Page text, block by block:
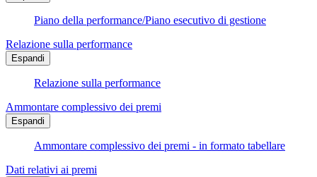
Piano della performance/Piano esecutivo di gestione
Relazione sulla performance
Espandi
Relazione sulla performance
Ammontare complessivo dei premi
Espandi
Ammontare complessivo dei premi - in formato tabellare
Dati relativi ai premi